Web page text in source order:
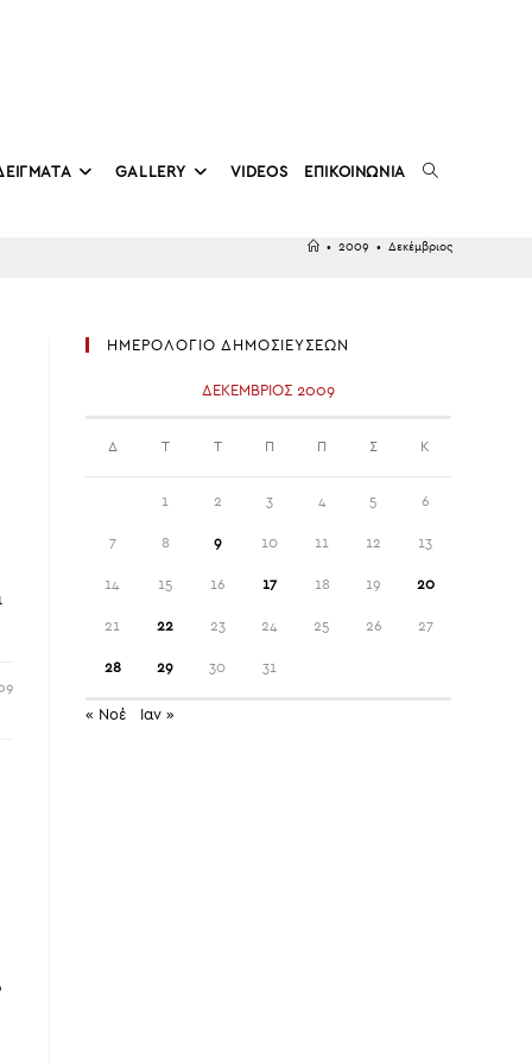
GALLERY VIDEOS ΕΠΙΚΟΙΝΩΝΙΑ TOGGLE
• 2009 • Δεκέμβριος
ΗΜΕΡΟΛΟΓΙΟ ΔΗΜΟΣΙΕΥΣΕΩΝ
ΔΕΚΈΜΒΡΙΟΣ 2009
Δ Τ Τ Π Π Σ Κ
1 2 3 4 5 6
7 8 9 10 11 12 13
14 15 16 17 18 19 20
21 22 23 24 25 26 27
28 29 30 31
« Νοέ Ιαν »